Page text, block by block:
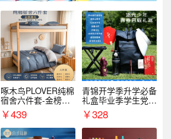
啄木鸟PLOVER纯棉
宿舍六件套-金榜题
名
￥439
青锦开学季升学必备
礼盒毕业季学生党户
外出行备考装备礼品
￥328